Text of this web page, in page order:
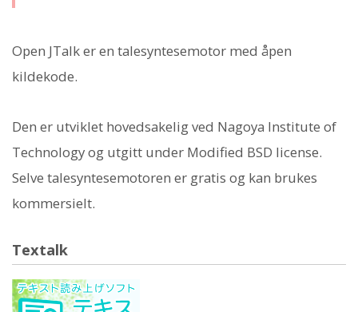
Open JTalk er en talesyntesemotor med åpen
kildekode.
Den er utviklet hovedsakelig ved Nagoya Institute of
Technology og utgitt under Modified BSD license.
Selve talesyntesemotoren er gratis og kan brukes
kommersielt.
Textalk